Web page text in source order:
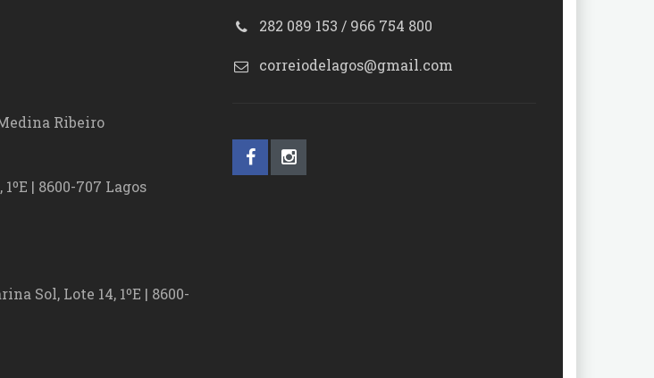
Ribeiro
| 8600-707 Lagos
Sol, Lote 14, 1ºE | 8600-
282 089 153 / 966 754 800
correiodelagos@gmail.com